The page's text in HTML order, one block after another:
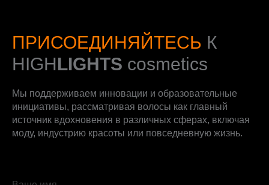
ПРИСОЕДИНЯЙТЕСЬ К
HIGHLIGHTS cosmetics
Мы поддерживаем инновации и образовательные
инициативы, рассматривая волосы как главный
источник вдохновения в различных сферах, включая
моду, индустрию красоты или повседневную жизнь.